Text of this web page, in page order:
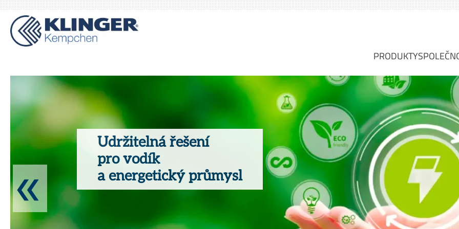
PRODUKTY
PLOCHÁ TĚSNĚNÍ
PLOCHÁ TĚSNICÍ
TĚSNĚNÍ Z KOVU/
TĚSNĚNÍ S
KOVOVÁ TĚSNĚNÍ
TĚSNĚNÍ
SPECIÁLNÍ
OBALY
DILATAČNÍ SPÁRY
ZÁSUVNÉ
O NÁS
VIZE,
Udržitelná řešení
pro vodík
a energetický průmysl